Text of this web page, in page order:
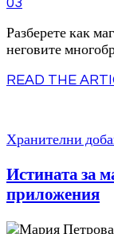
Разберете как
неговите
READ THE
Хранителни
Истината за
приложения